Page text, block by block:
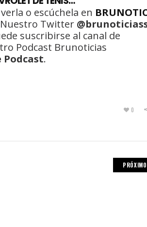
o escúchela en
Twitter
suscribirse al canal de
Podcast Brunoticias
Podcast.
0